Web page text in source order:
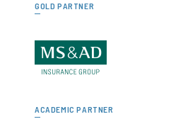
GOLD PARTNER
ACADEMIC PARTNER